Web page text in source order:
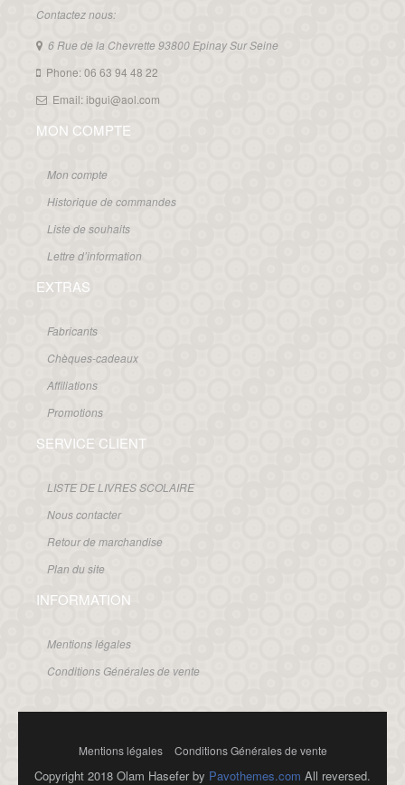
Contactez nous:
6 Rue de la Chevrette 93800 Epinay Sur Seine
Phone: 06 63 94 48 22
Email: ibgui@aol.com
MON COMPTE
Mon compte
Historique de commandes
Liste de souhaits
Lettre d’information
EXTRAS
Fabricants
Chèques-cadeaux
Affiliations
Promotions
SERVICE CLIENT
LISTE DE LIVRES SCOLAIRE
Nous contacter
Retour de marchandise
Plan du site
INFORMATION
Mentions légales
Conditions Générales de vente
Mentions légales Conditions Générales de vente
Copyright 2018 Olam Hasefer by Pavothemes.com All reversed.